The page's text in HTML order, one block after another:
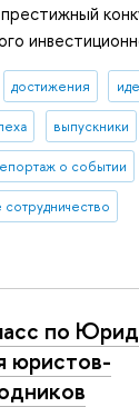
достижения
выпускники
о событии
по
юристов-